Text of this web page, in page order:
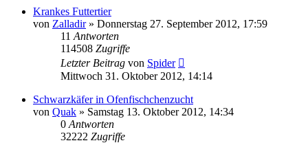
Krankes Futtertier
von Zalladir» Donnerstag 27. September 2012, 17:59
11 Antworten
114508 Zugriffe
Letzter Beitrag von Spider
Mittwoch 31. Oktober 2012, 14:14
Schwarzkäfer in Ofenfischchenzucht
von Quak » Samstag 13. Oktober 2012, 14:34
0 Antworten
32222 Zugriffe